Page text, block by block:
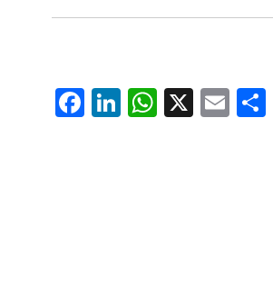
Fa
ce
Li
nk
W
ha
X E
m
Pa
rt